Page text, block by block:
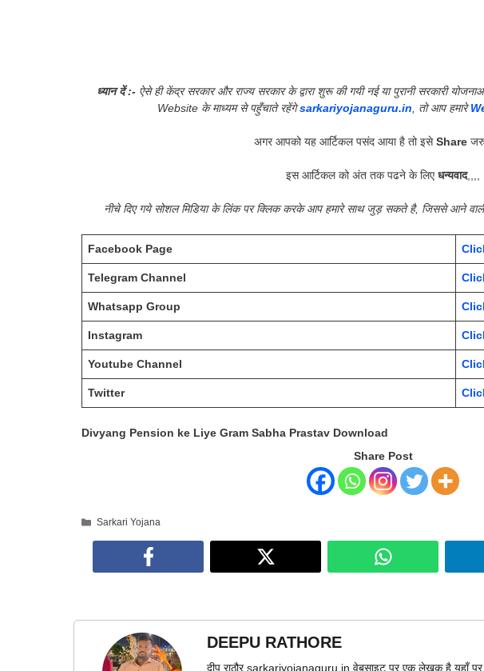
ध्यान दें :-ऐसे ही केंद्र सरकार और राज्य सरकार के द्वारा शुरू की गयी नई या पुरानी सरकारी
Website के माध्यम से पहुँचाते रहेंगेsarkariyojanaguru.in, तो आप हमारे
अगर आपको यह आर्टिकल पसंद आया है तो इसेShare
इस आर्टिकल को अंत तक पढने के लिएधन्यवाद,,,,
नीचे दिए गये सोशल मिडिया के लिंक पर क्लिक करके आप हमारे साथ जुड़ सकते है, जिससे आने
Facebook Page
Telegram Channel
Whatsapp Group
Instagram
Youtube Channel
Twitter
Divyang Pension ke Liye Gram Sabha Prastav Download
Share Post
Categories
Sarkari Yojana
DEEPU RATHORE
दीपू राठौर sarkariyojanaguru.in वेबसाइट पर एक लेखक है यहाँ